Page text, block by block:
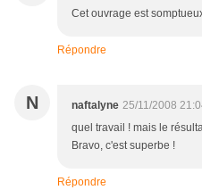
Cet ouvrage est
Répondre
N naftalyne 25/11/2008
quel travail ! mais le
Bravo, c'est superbe !
Répondre